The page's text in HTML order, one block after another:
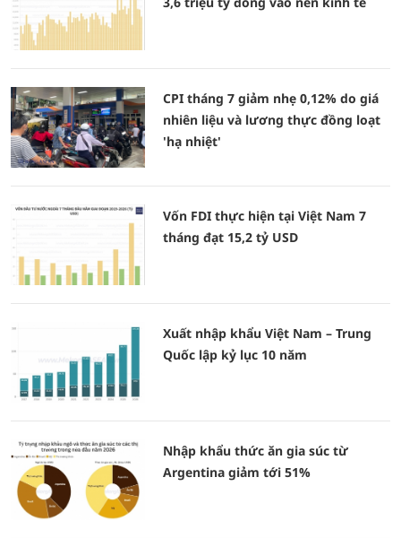
CPI tháng 7 giảm nhẹ 0,12% do giá
nhiên liệu và lương thực đồng loạt
'hạ nhiệt'
Vốn FDI thực hiện tại Việt Nam 7
tháng đạt 15,2 tỷ USD
Xuất nhập khẩu Việt Nam – Trung
Quốc lập kỷ lục 10 năm
Nhập khẩu thức ăn gia súc từ
Argentina giảm tới 51%